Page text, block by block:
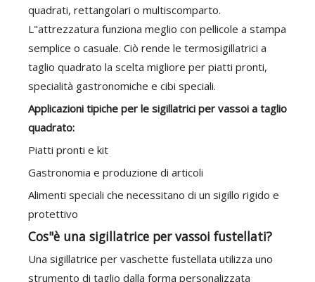
quadrati, rettangolari o multiscomparto.
L"attrezzatura funziona meglio con pellicole a stampa
semplice o casuale. Ciò rende le termosigillatrici a
taglio quadrato la scelta migliore per piatti pronti,
specialità gastronomiche e cibi speciali.
Applicazioni tipiche per le sigillatrici per vassoi a taglio
quadrato:
Piatti pronti e kit
Gastronomia e produzione di articoli
Alimenti speciali che necessitano di un sigillo rigido e
protettivo
Cos"è una sigillatrice per vassoi fustellati?
Una sigillatrice per vaschette fustellata utilizza uno
strumento di taglio dalla forma personalizzata